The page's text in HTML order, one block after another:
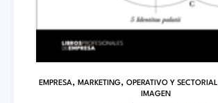
EMPRESA, MARKETING, OPERATIVO Y SECTORIAL
IMAGEN